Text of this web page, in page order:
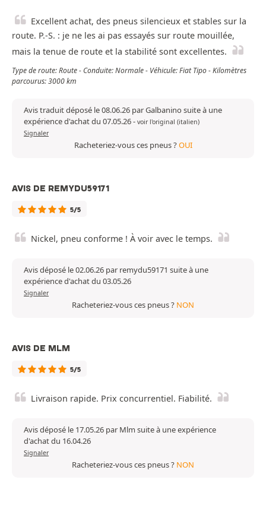
Excellent achat, des pneus silencieux et stables sur la
route. P.-S. : je ne les ai pas essayés sur route mouillée,
mais la tenue de route et la stabilité sont excellentes.
Type de route: Route - Conduite: Normale - Véhicule: Fiat Tipo - Kilomètres
parcourus: 3000 km
Avis traduit déposé le 08.06.26 par Galbanino suite à une
expérience d'achat du 07.05.26- voir l'original (italien)
Signaler
Racheteriez-vous ces pneus ?OUI
AVIS DE REMYDU59171
5/5
Nickel, pneu conforme ! À voir avec le temps.
Avis déposé le 02.06.26 par remydu59171 suite à une
expérience d'achat du 03.05.26
Signaler
Racheteriez-vous ces pneus ? NON
AVIS DE MLM
5/5
Livraison rapide. Prix concurrentiel. Fiabilité.
Avis déposé le 17.05.26 par Mlm suite à une expérience
d'achat du 16.04.26
Signaler
Racheteriez-vous ces pneus ? NON